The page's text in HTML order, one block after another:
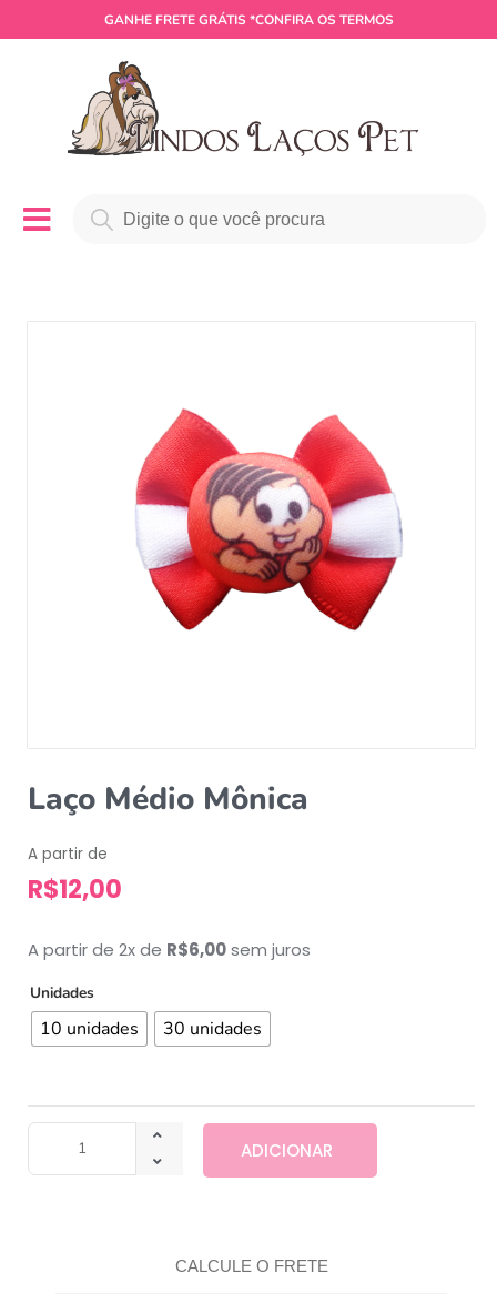
GANHE FRETE GRÁTIS *CONFIRA OS TERMOS
Laço Médio Mônica
A partir de
R$12,00
A partir de 2x de R$6,00sem juros
Unidades
10 unidades 30 unidades
ADICIONAR
CALCULE O FRETE